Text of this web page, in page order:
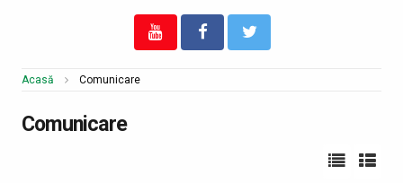
Acasă Comunicare
Comunicare